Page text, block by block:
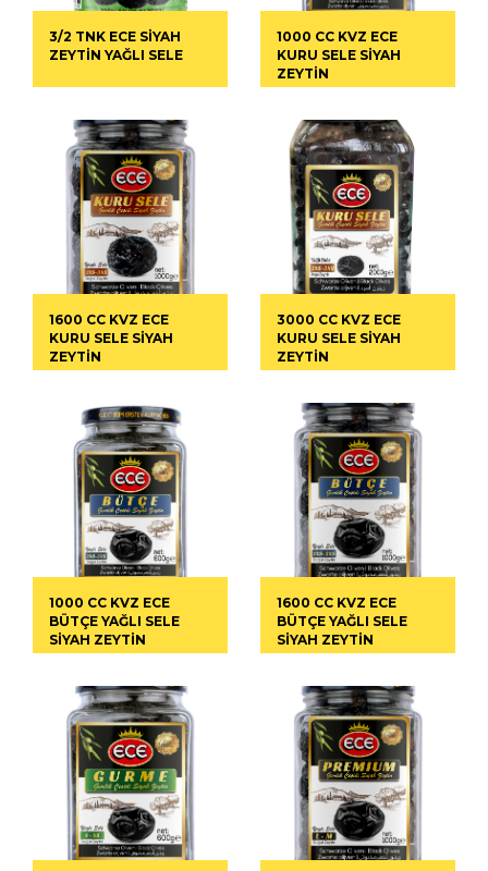
3/2 TNK ECE SİYAH
ZEYTİN YAĞLI SELE
1000 CC KVZ ECE
KURU SELE SİYAH
ZEYTİN
1600 CC KVZ ECE
KURU SELE SİYAH
ZEYTİN
3000 CC KVZ ECE
KURU SELE SİYAH
ZEYTİN
1000 CC KVZ ECE
BÜTÇE YAĞLI SELE
SİYAH ZEYTİN
1600 CC KVZ ECE
BÜTÇE YAĞLI SELE
SİYAH ZEYTİN